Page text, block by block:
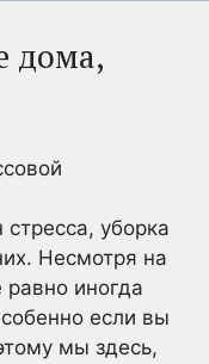
дома,
уборка
Несмотря на
иногда
если вы
мы здесь,